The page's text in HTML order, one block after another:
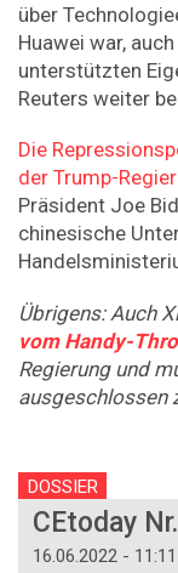
über
Huawei war,
unterstützten
Reuters weiter
Die
der Trump-
Präsident Joe
chinesische
Übrigens: Auch
vom Handy-
Regierung und
ausgeschlossen
DOSSIER
CEtoday
16.06.2022 -